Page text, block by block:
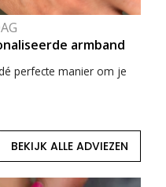
armband
perfecte manier om je
BEKIJK ALLE ADVIEZEN